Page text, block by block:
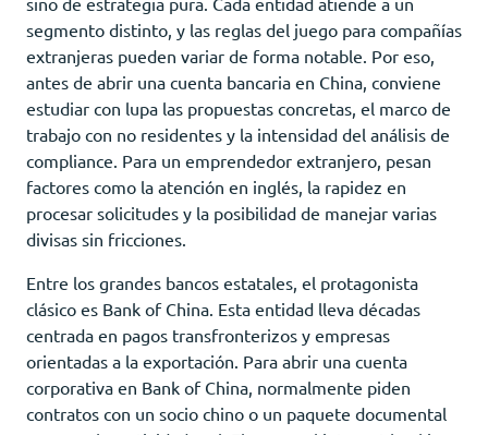
segmento distinto, y las reglas del juego para compañías
extranjeras pueden variar de forma notable. Por eso,
antes de abrir una cuenta bancaria en China, conviene
estudiar con lupa las propuestas concretas, el marco de
trabajo con no residentes y la intensidad del análisis de
compliance. Para un emprendedor extranjero, pesan
factores como la atención en inglés, la rapidez en
procesar solicitudes y la posibilidad de manejar varias
divisas sin fricciones.
Entre los grandes bancos estatales, el protagonista
clásico es Bank of China. Esta entidad lleva décadas
centrada en pagos transfronterizos y empresas
orientadas a la exportación. Para abrir una cuenta
corporativa en Bank of China, normalmente piden
contratos con un socio chino o un paquete documental